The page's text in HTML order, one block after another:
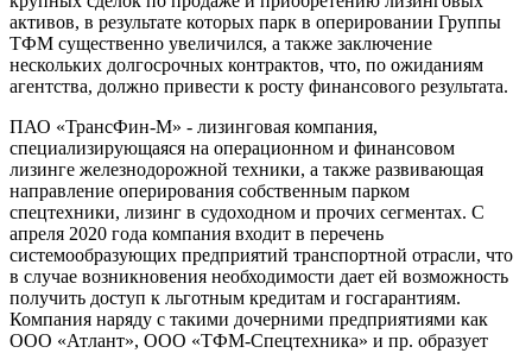
активов, в результате которых парк в оперировании Группы
ТФМ существенно увеличился, а также заключение
нескольких долгосрочных контрактов, что, по ожиданиям
агентства, должно привести к росту финансового результата.
ПАО «ТрансФин-М» - лизинговая компания,
специализирующаяся на операционном и финансовом
лизинге железнодорожной техники, а также развивающая
направление оперирования собственным парком
спецтехники, лизинг в судоходном и прочих сегментах. С
апреля 2020 года компания входит в перечень
системообразующих предприятий транспортной отрасли, что
в случае возникновения необходимости дает ей возможность
получить доступ к льготным кредитам и госгарантиям.
Компания наряду с такими дочерними предприятиями как
ООО «Атлант», ООО «ТФМ-Спецтехника» и пр. образует